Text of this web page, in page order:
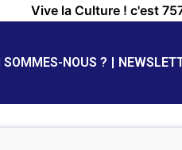
Vive la Culture ! c'est
SOMMES-NOUS ?